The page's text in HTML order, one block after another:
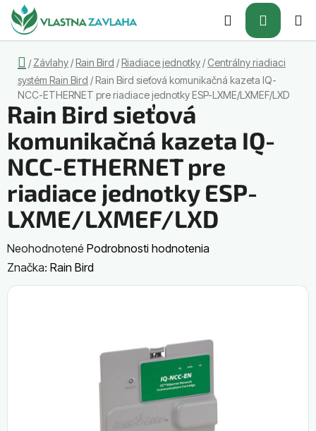
Prejsť
na
obsah
Hľadať
KOŠÍK
Domov
/ Závlahy / Rain Bird / Riadiace jednotky / Centrálny riadiaci
systém Rain Bird / Rain Bird sieťová komunikačná kazeta IQ-
NCC-ETHERNET pre riadiace jednotky ESP-LXME/LXMEF/LXD
Rain Bird sieťová
komunikačná kazeta IQ-
NCC-ETHERNET pre
riadiace jednotky ESP-
LXME/LXMEF/LXD
Priemerné
hodnotenie
produktu
Neohodnotené Podrobnosti hodnotenia
Značka: Rain Bird